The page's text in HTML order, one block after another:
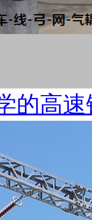
的高